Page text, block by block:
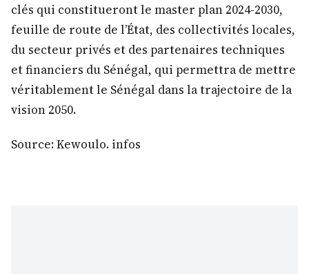
clés qui constitueront le master plan 2024-2030,
feuille de route de l’État, des collectivités locales,
du secteur privés et des partenaires techniques
et financiers du Sénégal, qui permettra de mettre
véritablement le Sénégal dans la trajectoire de la
vision 2050.
Source: Kewoulo. infos